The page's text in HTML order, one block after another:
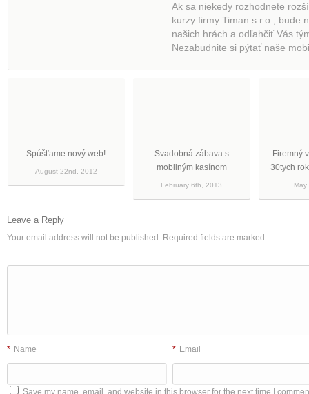
Ak sa niekedy rozhodnete
kurzy firmy Timan s.r.o., bude
našich hrách a odľahčiť Vás
Nezabudnite si pýtať naše
Spúšťame nový web!
August 22nd, 2012
Svadobná zábava s
mobilným kasínom
February 6th, 2013
Firemný
30tych
Leave a Reply
Your email address will not be published. Required fields are marked
Name
* Email
*
Save my name, email, and website in this browser for the next time I